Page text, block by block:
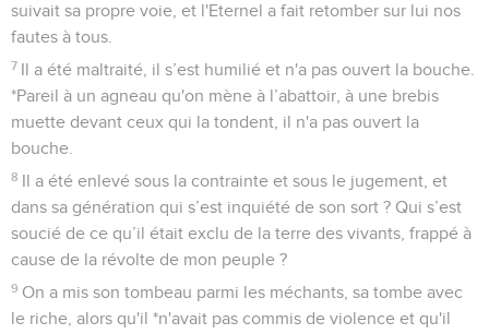
suivait sa propre voie, et l'Eternel a fait retomber sur lui nos
fautes à tous.
7 Il a été maltraité, il s’est humilié et n'a pas ouvert la bouche.
*Pareil à un agneau qu'on mène à l’abattoir, à une brebis
muette devant ceux qui la tondent, il n'a pas ouvert la
bouche.
8 Il a été enlevé sous la contrainte et sous le jugement, et
dans sa génération qui s’est inquiété de son sort ? Qui s’est
soucié de ce qu’il était exclu de la terre des vivants, frappé à
cause de la révolte de mon peuple ?
9 On a mis son tombeau parmi les méchants, sa tombe avec
le riche, alors qu'il *n'avait pas commis de violence et qu'il